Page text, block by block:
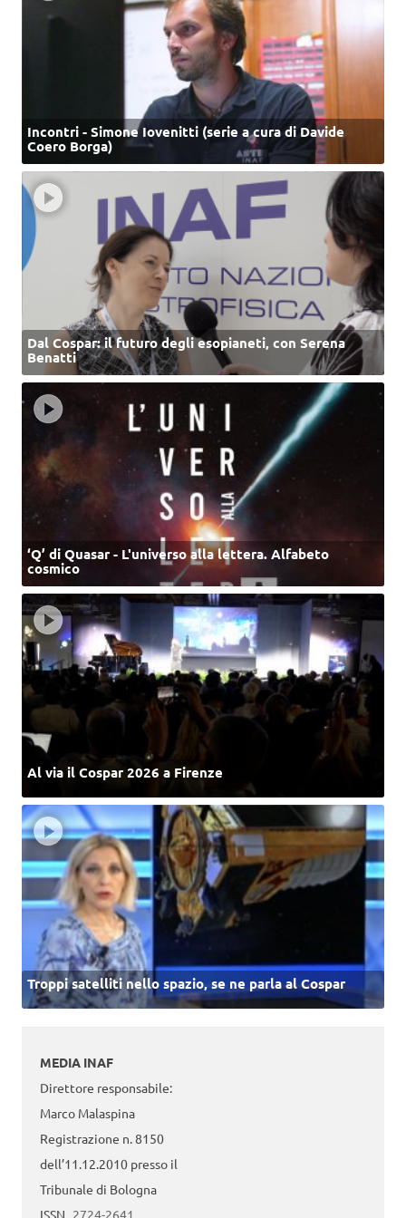
Incontri - Simone Iovenitti (serie a cura di Davide
Coero Borga)
Dal Cospar: il futuro degli esopianeti, con Serena
Benatti
‘Q’ di Quasar - L'universo alla lettera. Alfabeto
cosmico
Al via il Cospar 2026 a Firenze
Troppi satelliti nello spazio, se ne parla al Cospar
MEDIA INAF
Direttore responsabile:
Marco Malaspina
Registrazione n. 8150
dell’11.12.2010 presso il
Tribunale di Bologna
ISSN 2724-2641